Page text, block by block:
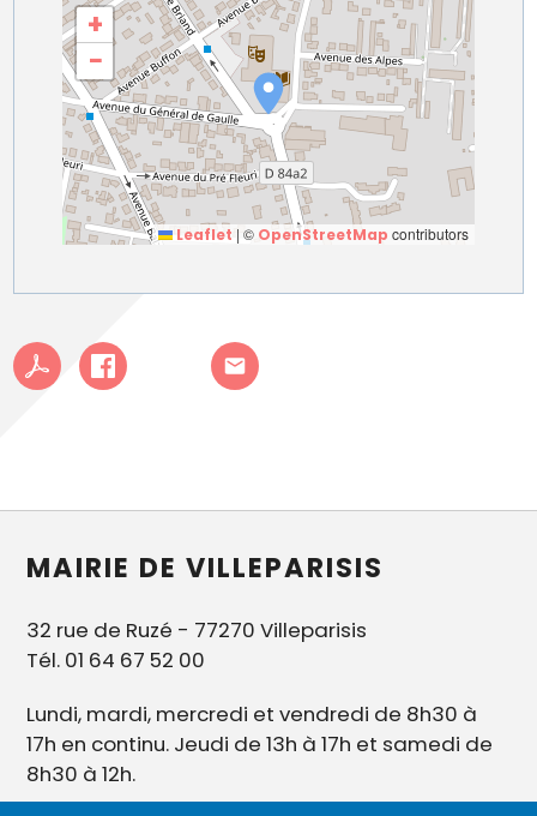
+
−
Leaflet | © OpenStreetMap contributors
MAIRIE DE VILLEPARISIS
32 rue de Ruzé - 77270 Villeparisis
Tél. 01 64 67 52 00
Lundi, mardi, mercredi et vendredi de 8h30 à
17h en continu. Jeudi de 13h à 17h et samedi de
8h30 à 12h.